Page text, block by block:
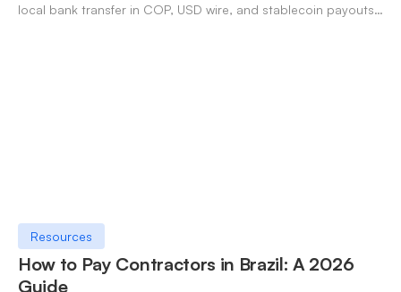
local bank transfer in COP, USD wire, and stablecoin payouts.
Resources
How to Pay Contractors in Brazil: A 2026
Guide